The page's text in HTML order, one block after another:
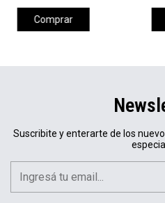
Comprar
Suscribite y enterarte de los